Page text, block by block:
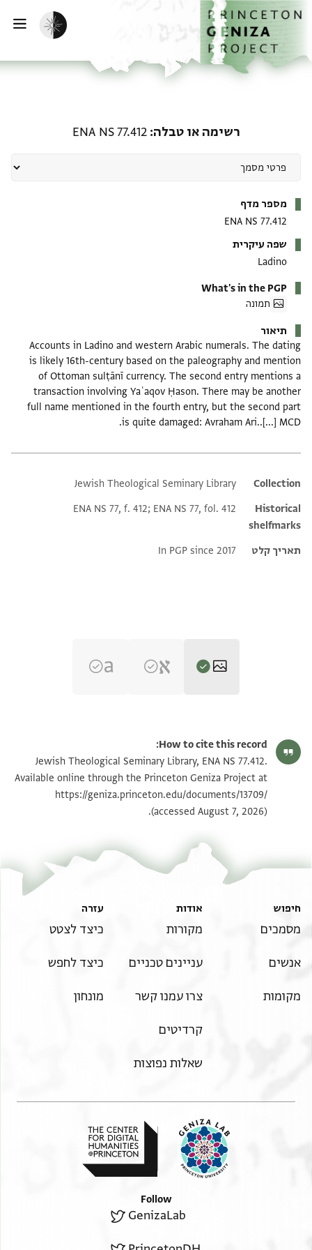
לתוכןהבית
הפעלת מצב כהה
רשימה או טבלה ENA NS 77.412
מספר מדף
ENA NS 77.412
שפה עיקרית
Ladino
What's in the PGP
תמונה
תיאור
Accounts in Ladino and western Arabic numerals. The dating
is likely 16th-century based on the paleography and mention
of Ottoman sulṭānī currency. The second entry mentions a
transaction involving Yaʿaqov Ḥason. There may be another
full name mentioned in the fourth entry, but the second part
is quite damaged: Avraham Ari..[...] MCD.
Additional metadata
Collection
Jewish Theological Seminary Library
Historical
shelfmarks
ENA NS 77, f. 412; ENA NS 77, fol. 412
תאריך קלט In PGP since 2017
ENA NS 77.412 2 הגדל וסובב
תנאי היתר שימוש בתצלום
How to cite this record:
Jewish Theological Seminary Library, ENA NS 77.412.
Available online through the Princeton Geniza Project at
https://geniza.princeton.edu/documents/13709/
(accessed August 7, 2026).
חיפוש
מסמכים
אנשים
מקומות
אודות
מקורות
עניינים טכניים
צרו עמנו קשר
קרדיטים
שאלות נפוצות
עזרה
כיצד לצטט
כיצד לחפש
מונחון
Follow
GenizaLab